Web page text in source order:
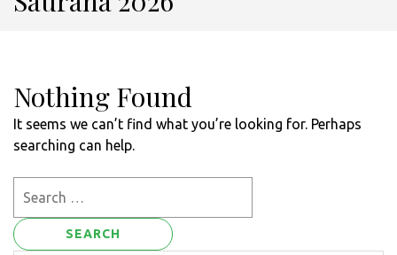
Nothing Found
It seems we can’t find what you’re looking for. Perhaps
searching can help.